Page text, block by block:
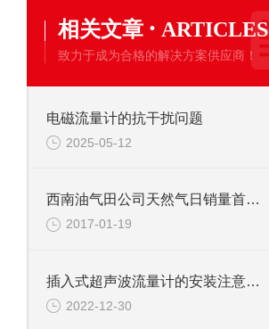
相关文章 · ARTICLES
致力于成为合格的解决方案供应商！
电磁流量计的抗干扰问题
2025-05-12
西南油气田公司天然气日销量首破7000万方
2017-01-19
插入式超声波流量计的安装注意事项
2022-12-30